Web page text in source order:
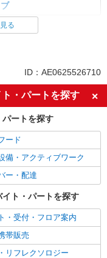
る
ID：AE0625526710
・パートを探す
パートを探す
ード
備・アクティブワーク
ー・配達
ト・パートを探す
・受付・フロア案内
帯販売
リフレクソロジー